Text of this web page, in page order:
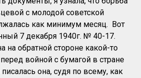
с молодой советской
как минимум месяц. Вот
7 декабря 1940г. № 40-17.
на обратной стороне какой-то
войной с бумагой в стране
она, судя по всему, как